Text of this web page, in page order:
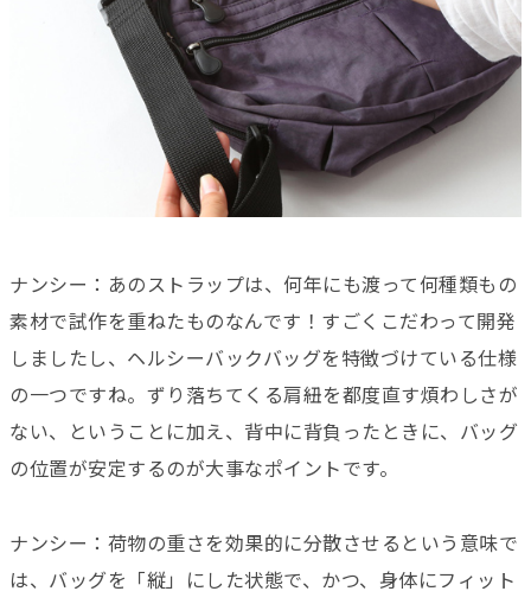
ナンシー：あのストラップは、何年にも渡って何種類もの
素材で試作を重ねたものなんです！すごくこだわって開発
しましたし、ヘルシーバックバッグを特徴づけている仕様
の一つですね。ずり落ちてくる肩紐を都度直す煩わしさが
ない、ということに加え、背中に背負ったときに、バッグ
の位置が安定するのが大事なポイントです。
ナンシー：荷物の重さを効果的に分散させるという意味で
は、バッグを「縦」にした状態で、かつ、身体にフィット